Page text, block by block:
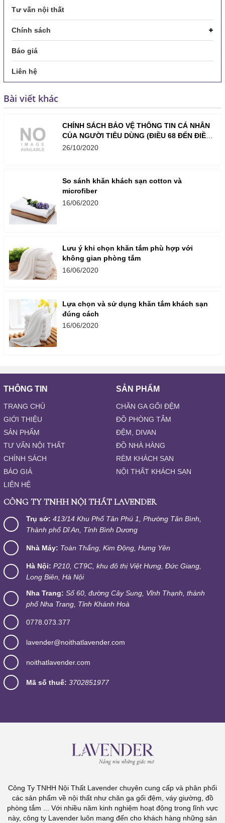
Tư vấn nội thất
Chính sách
Báo giá
Liên hệ
Bài viết khác
CHÍNH SÁCH BẢO VỆ THÔNG TIN CÁ NHÂN
CỦA NGƯỜI TIÊU DÙNG (ĐIỀU 68 ĐẾN ĐIỀU
73) CỦA NỘI THẤT LAVENDER
26/10/2020
So sánh khăn khách sạn cotton và
microfiber
16/06/2020
Lưu ý khi chọn khăn tắm phù hợp với
không gian phòng tắm
16/06/2020
Lựa chọn và sử dụng khăn tắm khách sạn
đúng cách
16/06/2020
THÔNG TIN
TRANG CHỦ
GIỚI THIỆU
SẢN PHẨM
TƯ VẤN NỘI THẤT
CHÍNH SÁCH
BÁO GIÁ
LIÊN HỆ
SẢN PHẨM
CHĂN GA GỐI ĐỆM
ĐỒ PHÒNG TẮM
ĐỆM, DIVAN
ĐỒ NHÀ HÀNG
RÈM KHÁCH SẠN
NỘI THẤT KHÁCH SẠN
CÔNG TY TNHH NỘI THẤT LAVENDER
Trụ sở: 413/14 Khu Phố Tân Phú 1, Phường Tân Bình,
Thành phố Dĩ An, Tỉnh Bình Dương
Nhà Máy: Toàn Thắng, Kim Động, Hưng Yên
Hà Nội: P210, CT9C, khu đô thị Việt Hưng, Đức Giang,
Long Biên, Hà Nội
Nha Trang: Số 60, đường Cây Sung, Vĩnh Thạnh, thành
phố Nha Trang, Tỉnh Khánh Hoà
0778.073.377
lavender@noithatlavender.com
noithatlavender.com
Mã số thuế: 3702851977
Công Ty TNHH Nội Thất Lavender chuyên cung cấp và phân phối
các sản phẩm về nội thất như chăn ga gối đệm, váy giường, đồ
phòng tắm ... Với nhiều năm kinh nghiệm hoạt động trong lĩnh vực
này, công ty Lavender luôn mang đến cho khách hàng những sản